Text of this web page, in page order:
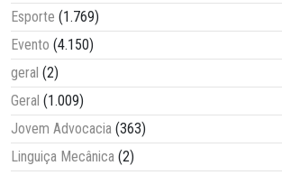
Esporte (1.769)
Evento (4.150)
geral (2)
Geral (1.009)
Jovem Advocacia (363)
Linguiça Mecânica (2)